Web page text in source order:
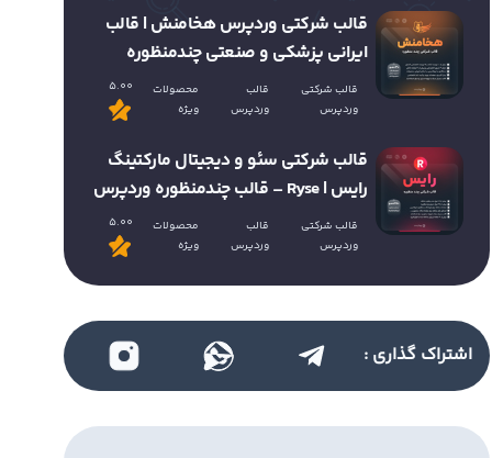
قالب شرکتی وردپرس هخامنش | قالب
ایرانی پزشکی و صنعتی چندمنظوره
قالب شرکتی
وردپرس
قالب
وردپرس
محصولات
ویژه
5.00
قالب شرکتی سئو و دیجیتال مارکتینگ
رایس | Ryse – قالب چندمنظوره وردپرس
قالب شرکتی
وردپرس
قالب
وردپرس
محصولات
ویژه
5.00
اشتراک گذاری :